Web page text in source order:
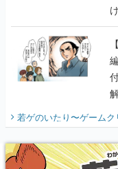
若ゲのいたり〜ゲーム